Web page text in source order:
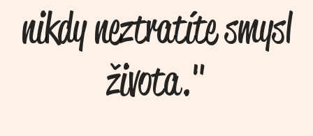
nikdy neztratíte smysl
života."